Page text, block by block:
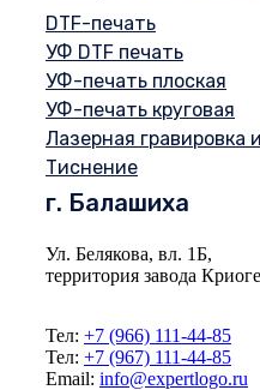
DTF-печать
УФ DTF печать
УФ-печать плоская
УФ-печать круговая
Лазерная гравировка
Тиснение
г. Балашиха
Ул. Белякова, вл. 1Б,
территория завода
Тел: +7 (966) 111-44-85
Тел: +7 (967) 111-44-85
Email: info@expertlogo.ru